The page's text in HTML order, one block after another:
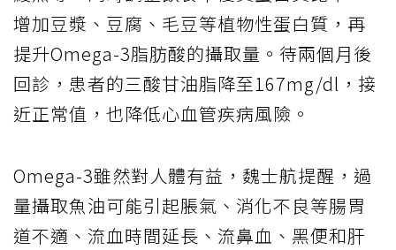
增加豆漿、豆腐、毛豆等植物性蛋白質，再
提升Omega-3脂肪酸的攝取量。待兩個月後
回診，患者的三酸甘油脂降至167mg/dl，接
近正常值，也降低心血管疾病風險。
Omega-3雖然對人體有益，魏士航提醒，過
量攝取魚油可能引起脹氣、消化不良等腸胃
道不適、流血時間延長、流鼻血、黑便和肝